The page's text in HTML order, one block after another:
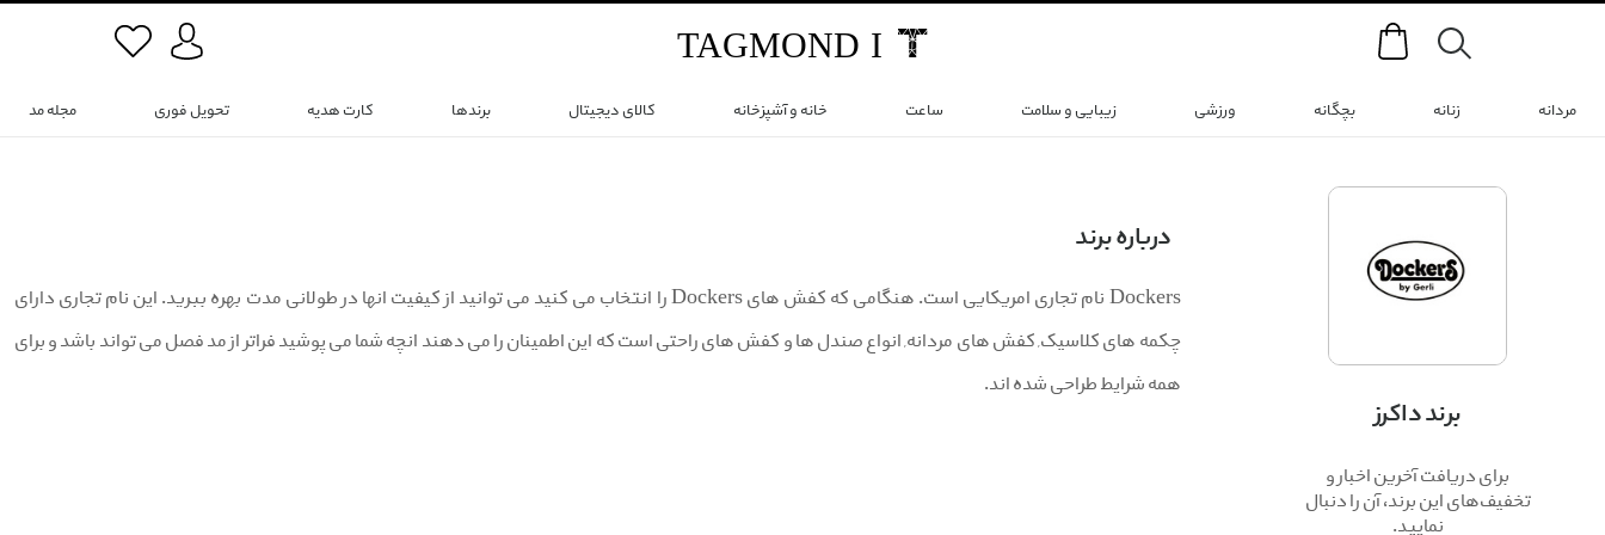
Search
TAGMOND I
مردانه زنانه بچگانه ورزشی زیبایی و سلامت ساعت خانه و آشپزخانه کالای دیجیتال برندها کارت هدیه تحویل فوری مجله مد
برند داکرز
برای دریافت آخرین اخبار و
تخفیف‌های این برند، آن را دنبال
نمایید.
درباره برند
Dockers نام تجاری امریکایی است. هنگامی که کفش های Dockers را انتخاب می کنید می توانید از کیفیت انها در طولانی مدت بهره ببرید. این نام تجاری دارای
چکمه های کلاسیک, کفش های مردانه, انواع صندل ها و کفش های راحتی است که این اطمینان را می دهند انچه شما می پوشید فراتر از مد فصل می تواند باشد و برای
همه شرایط طراحی شده اند.